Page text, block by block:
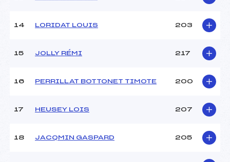
14 LORIDAT LOUIS 203
15 JOLLY RÉMI 217
16 PERRILLAT BOTTONET TIMOTE 200
17 HEUSEY LOIS 207
18 JACQMIN GASPARD 205